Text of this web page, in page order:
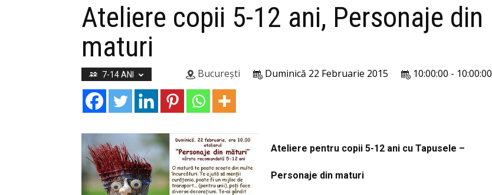
Ateliere copii 5-12 ani, Personaje din
maturi
7-14 ANI 10:00:00 - 10:00:00
Duminică 22 Februarie 2015
București
Ateliere pentru copii 5-12 ani cu Tapusele –
Personaje din maturi